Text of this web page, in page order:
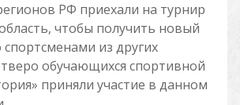
РФ приехали на турнир
чтобы получить новый
из других
обучающихся спортивной
приняли участие в данном